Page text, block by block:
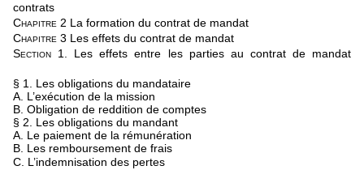
contrats
Chapitre 2 La formation du contrat de mandat
Chapitre 3 Les effets du contrat de mandat
Section 1.
Les effets entre les parties au contrat de mandat
§ 1. Les obligations du mandataire
A. L’exécution de la mission
B. Obligation de reddition de comptes
§ 2. Les obligations du mandant
A. Le paiement de la rémunération
B. Les remboursement de frais
C. L’indemnisation des pertes